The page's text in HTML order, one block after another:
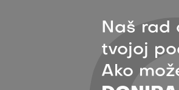
Naš rad
tvojoj
Ako